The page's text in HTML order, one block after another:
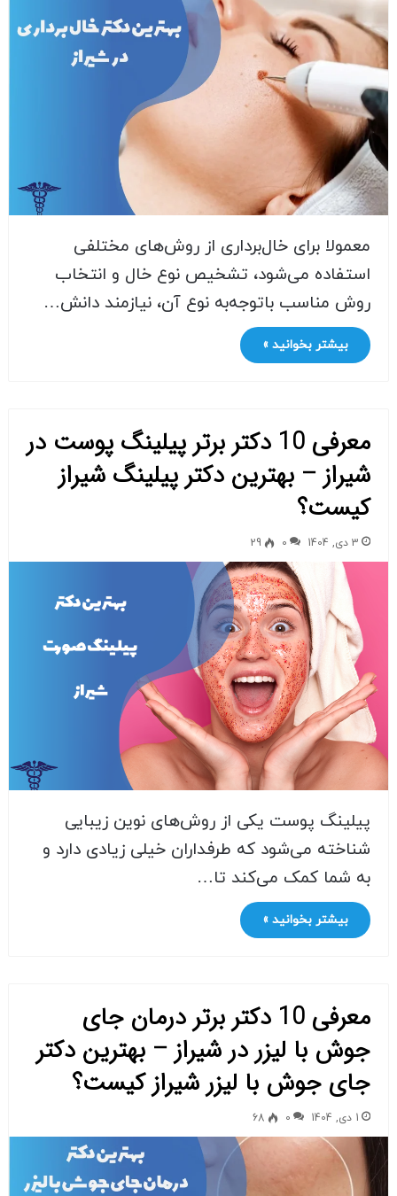
معمولا برای خال‌برداری از روش‌های مختلفی
استفاده می‌شود، تشخیص نوع خال و انتخاب
روش مناسب باتوجه‌به نوع آن، نیازمند دانش…
بیشتر بخوانید »
معرفی 10 دکتر برتر پیلینگ پوست در
شیراز – بهترین دکتر پیلینگ شیراز
کیست؟
3 دی, 1404 0
29
پیلینگ پوست یکی از روش‌های نوین زیبایی
شناخته می‌شود که طرفداران خیلی زیادی دارد و
به شما کمک می‌کند تا…
بیشتر بخوانید »
معرفی 10 دکتر برتر درمان جای
جوش با لیزر در شیراز – بهترین دکتر
جای جوش با لیزر شیراز کیست؟
1 دی, 1404 0
68